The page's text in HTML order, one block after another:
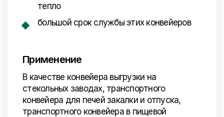
тепло
большой срок службы этих конвейеров
Применение
В качестве конвейера выгрузки на
стекольных заводах, транспортного
конвейера для печей закалки и отпуска,
транспортного конвейера в пищевой